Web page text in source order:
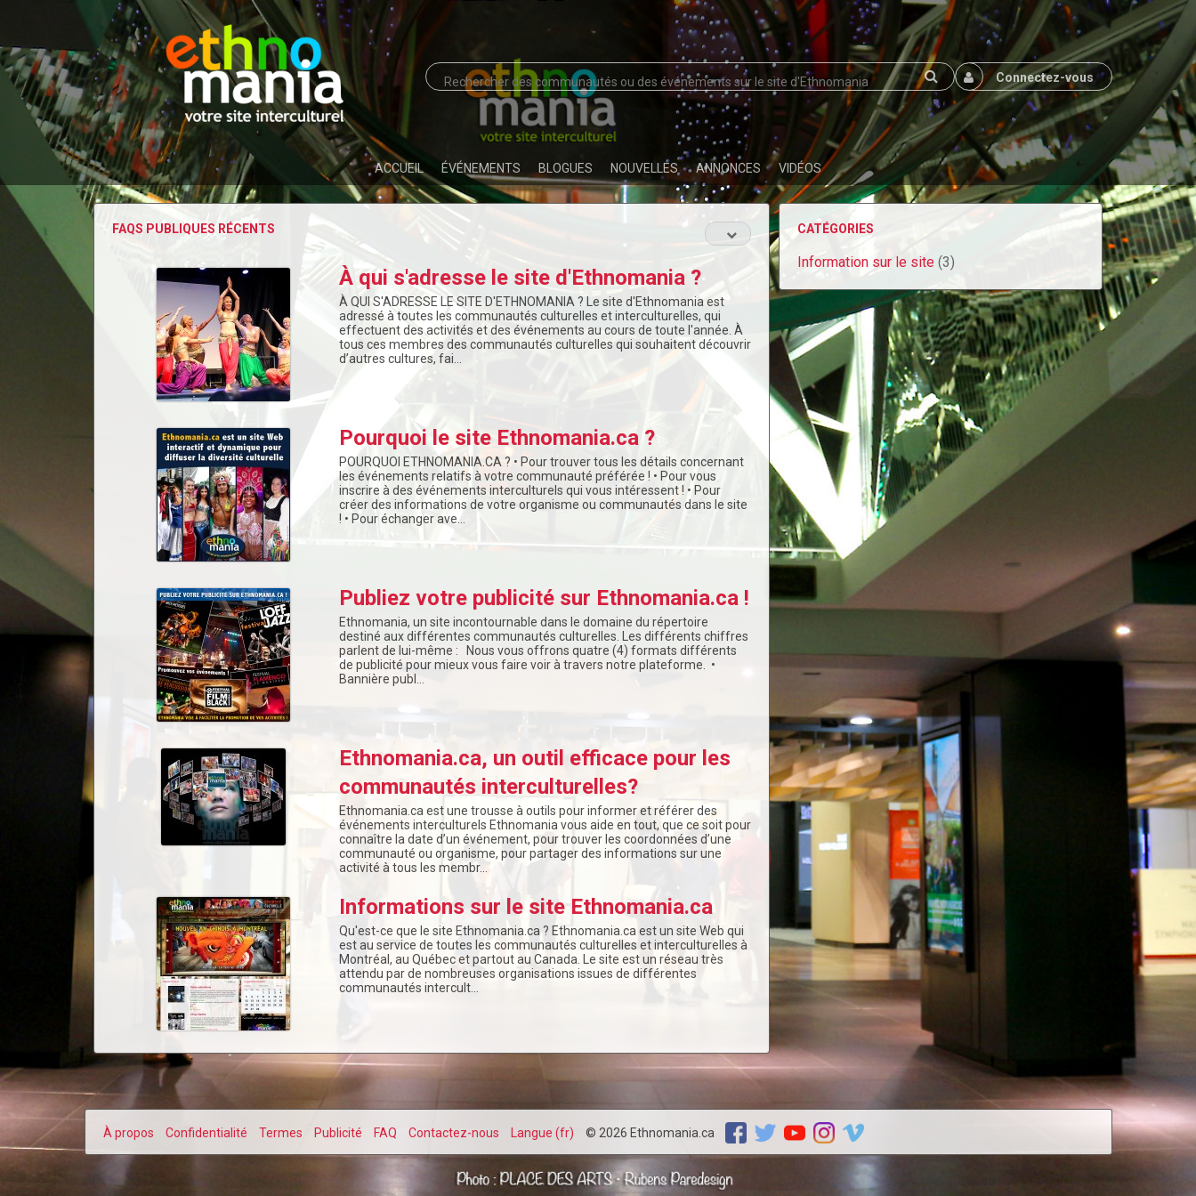
Connectez-vous
ACCUEIL ÉVÉNEMENTS BLOGUES NOUVELLES ANNONCES VIDÉOS
FAQS PUBLIQUES RÉCENTS
À qui s'adresse le site d'Ethnomania ?
À QUI S'ADRESSE LE SITE D'ETHNOMANIA ? Le site d'Ethnomania est
adressé à toutes les communautés culturelles et interculturelles, qui
effectuent des activités et des événements au cours de toute l'année. À
tous ces membres des communautés culturelles qui souhaitent découvrir
d’autres cultures, fai…
Pourquoi le site Ethnomania.ca ?
POURQUOI ETHNOMANIA.CA ? • Pour trouver tous les détails concernant
les événements relatifs à votre communauté préférée ! • Pour vous
inscrire à des événements interculturels qui vous intéressent ! • Pour
créer des informations de votre organisme ou communautés dans le site
! • Pour échanger ave…
Publiez votre publicité sur Ethnomania.ca !
Ethnomania, un site incontournable dans le domaine du répertoire
destiné aux différentes communautés culturelles. Les différents chiffres
parlent de lui-même : Nous vous offrons quatre (4) formats différents
de publicité pour mieux vous faire voir à travers notre plateforme. •
Bannière publ…
Ethnomania.ca, un outil efficace pour les
communautés interculturelles?
Ethnomania.ca est une trousse à outils pour informer et référer des
événements interculturels Ethnomania vous aide en tout, que ce soit pour
connaître la date d’un événement, pour trouver les coordonnées d’une
communauté ou organisme, pour partager des informations sur une
activité à tous les membr…
Informations sur le site Ethnomania.ca
Qu'est-ce que le site Ethnomania.ca ? Ethnomania.ca est un site Web qui
est au service de toutes les communautés culturelles et interculturelles à
Montréal, au Québec et partout au Canada. Le site est un réseau très
attendu par de nombreuses organisations issues de différentes
communautés intercult…
CATÉGORIES
Information sur le site (3)
À propos Confidentialité Termes Publicité FAQ Contactez-nous Langue (fr) © 2026 Ethnomania.ca